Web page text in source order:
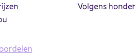
Volgens